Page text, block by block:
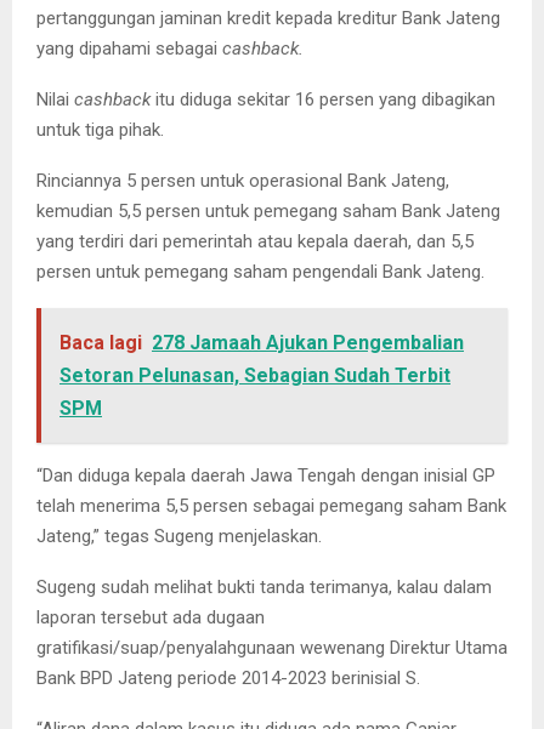
pertanggungan jaminan kredit kepada kreditur Bank Jateng
yang dipahami sebagai cashback.
Nilai cashbackitu diduga sekitar 16 persen yang dibagikan
untuk tiga pihak.
Rinciannya 5 persen untuk operasional Bank Jateng,
kemudian 5,5 persen untuk pemegang saham Bank Jateng
yang terdiri dari pemerintah atau kepala daerah, dan 5,5
persen untuk pemegang saham pengendali Bank Jateng.
Baca lagi 278 Jamaah Ajukan Pengembalian
Setoran Pelunasan, Sebagian Sudah Terbit
SPM
“Dan diduga kepala daerah Jawa Tengah dengan inisial GP
telah menerima 5,5 persen sebagai pemegang saham Bank
Jateng,” tegas Sugeng menjelaskan.
Sugeng sudah melihat bukti tanda terimanya, kalau dalam
laporan tersebut ada dugaan
gratifikasi/suap/penyalahgunaan wewenang Direktur Utama
Bank BPD Jateng periode 2014-2023 berinisial S.